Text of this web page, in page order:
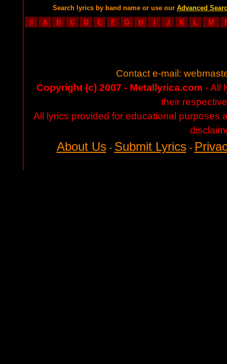
Search lyrics by band name or use our Advanced
# A B C D E F G H I J K L M
Contact e-mail:
Copyright (c) 2007 - Metallyrica.com - All
their
All lyrics provided for educational purposes
About Us- Submit Lyrics-